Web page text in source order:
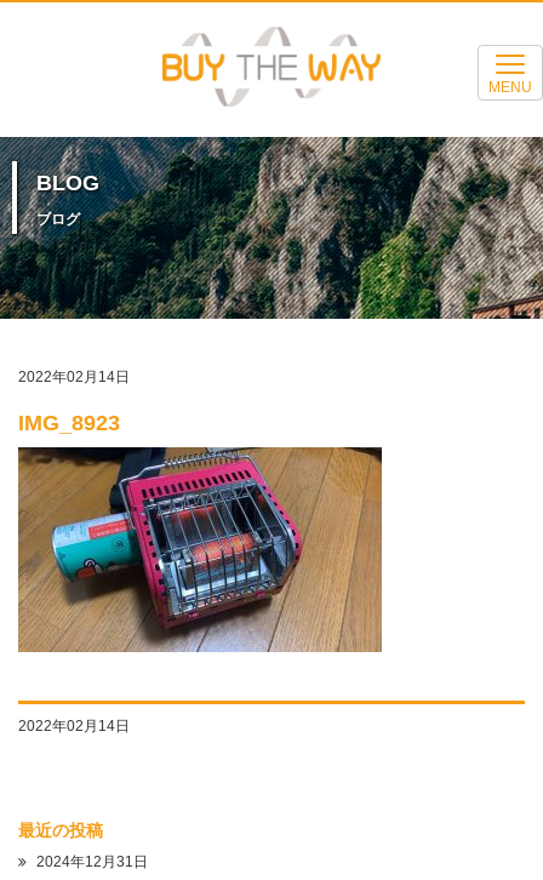
MENU
BLOG
ブログ
2022年02月14日
IMG_8923
2022年02月14日
最近の投稿
2024年12月31日